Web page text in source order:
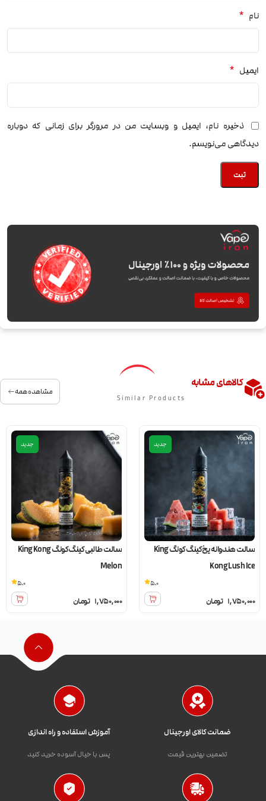
نام *
ایمیل *
ذخیره نام، ایمیل و وبسایت من در مرورگر برای زمانی که دوباره
دیدگاهی می‌نویسم.
کالاهای مشابه
Similar Products
مشاهده همه
جدید
سالت هندوانه یخ کینگ کونگ King
Kong Lush Ice
1,750,000 تومان
5.0
جدید
سالت طالبی کینگ کونگ King Kong
Melon
1,750,000 تومان
5.0
ضمانت کالای اورجینال
تضمین بهترین قیمت
آموزش استفاده و راه اندازی
پس با خیال آسوده خرید کنید